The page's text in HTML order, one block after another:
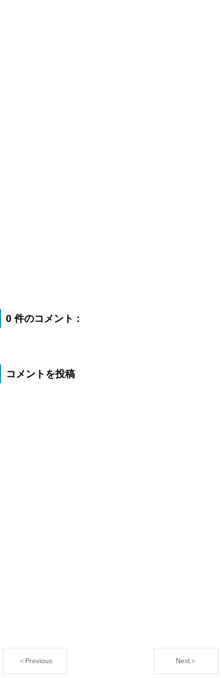
0 件のコメント :
コメントを投稿
＜Previous Next＞